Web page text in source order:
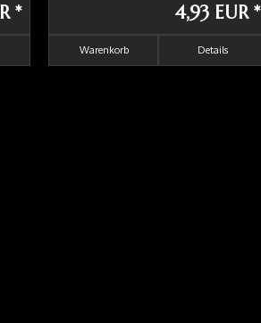
* 4,93 EUR*
Warenkorb Details